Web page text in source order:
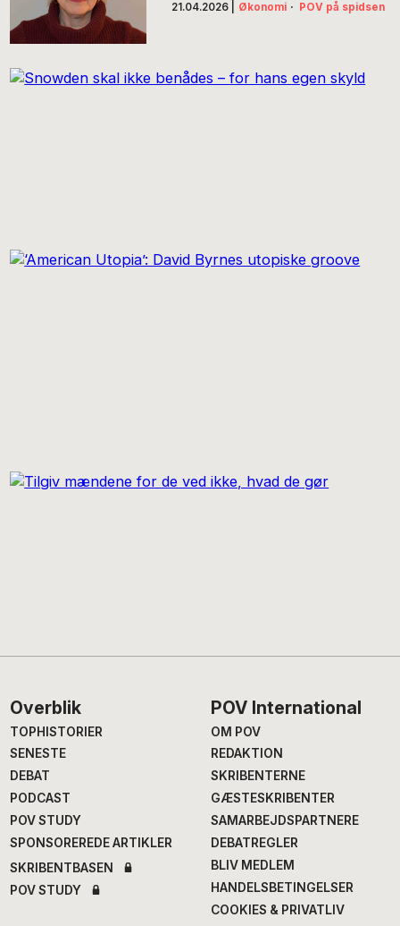
21.04.2026 Økonomi · POV på spidsen
Footer
Overblik
TOPHISTORIER
SENESTE
DEBAT
PODCAST
POV STUDY
SPONSOREREDE ARTIKLER
SKRIBENTBASEN
POV STUDY
POV International
OM POV
REDAKTION
SKRIBENTERNE
GÆSTESKRIBENTER
SAMARBEJDSPARTNERE
DEBATREGLER
BLIV MEDLEM
HANDELSBETINGELSER
COOKIES & PRIVATLIV